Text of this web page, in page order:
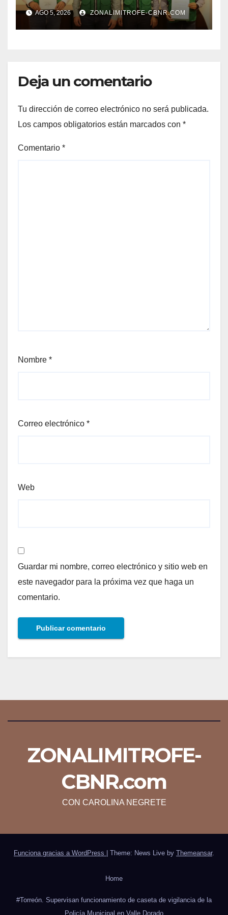
FORTALECE GOBERNADOR
GABINETE
AGO 5, 2026 ZONALIMITROFE-CBNR.COM
Deja un comentario
Tu dirección de correo electrónico no será publicada.
Los campos obligatorios están marcados con *
Comentario *
Nombre *
Correo electrónico *
Web
Guardar mi nombre, correo electrónico y sitio web en
este navegador para la próxima vez que haga un
comentario.
ZONALIMITROFE-
CBNR.com
CON CAROLINA NEGRETE
Funciona gracias a WordPress Theme: News Live by Themeansar.
Home
#Torreón. Supervisan funcionamiento de caseta de vigilancia de la
Policía Municipal en Valle Dorado